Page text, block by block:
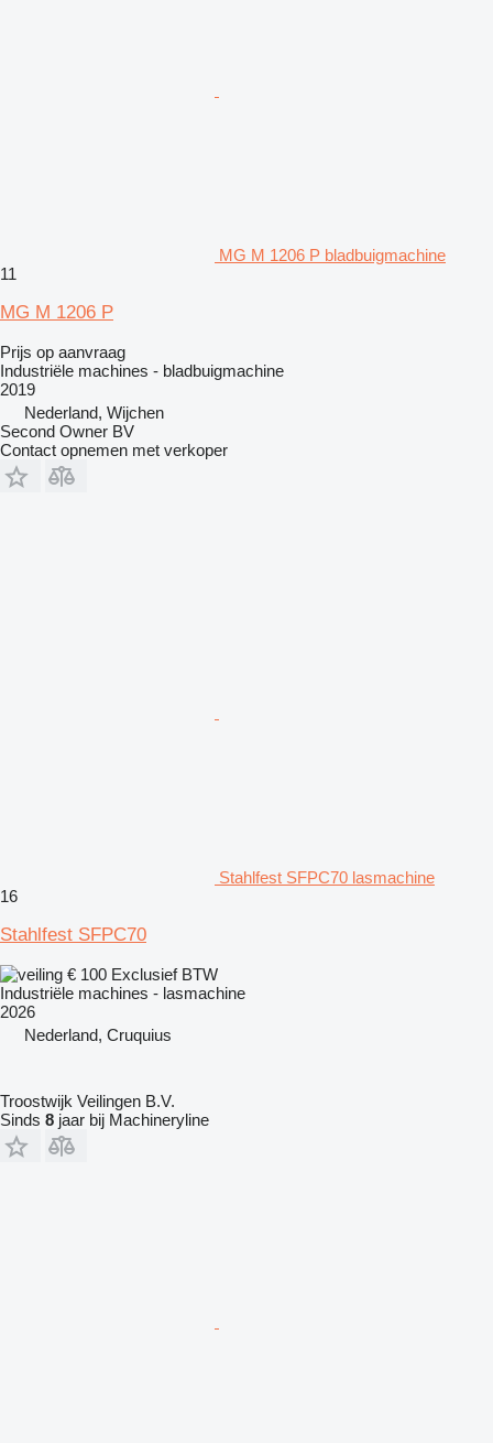
MG M 1206 P bladbuigmachine
11
MG M 1206 P
Prijs op aanvraag
Industriële machines - bladbuigmachine
2019
Nederland, Wijchen
Second Owner BV
Contact opnemen met verkoper
Stahlfest SFPC70 lasmachine
16
Stahlfest SFPC70
€ 100 Exclusief BTW
Industriële machines - lasmachine
2026
Nederland, Cruquius
Troostwijk Veilingen B.V.
Sinds 8 jaar bij Machineryline